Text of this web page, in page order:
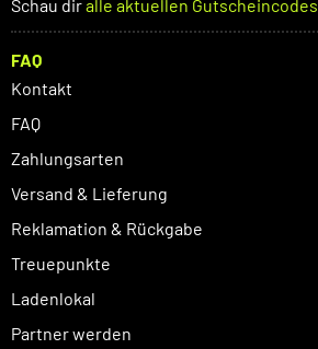
Schau diralle aktuellen Gutscheincodes
FAQ
Kontakt
FAQ
Zahlungsarten
Versand & Lieferung
Reklamation & Rückgabe
Treuepunkte
Ladenlokal
Partner werden